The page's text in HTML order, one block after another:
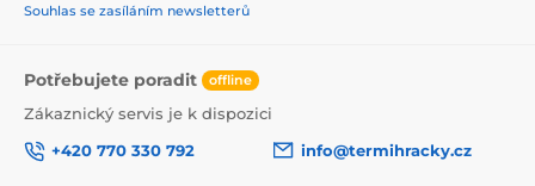
Souhlas se zasíláním newsletterů
Potřebujete poradit offline
Zákaznický servis je k dispozici
+420 770 330 792
info@termihracky.cz